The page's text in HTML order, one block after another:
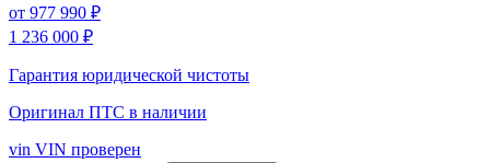
от 977 990 ₽
1 236 000 ₽
Гарантия юридической чистоты
Оригинал ПТС в наличии
vin VIN проверен